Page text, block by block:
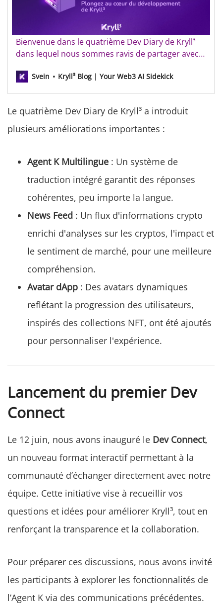
Kryll³ Dev Diary - Semaine 4
Bienvenue dans le quatrième Dev Diary de Kryll³
dans lequel nous sommes ravis de partager avec
notre projet. Édition précédente : Kryll³ Dev Diary -
son…
Svein Kryll³ Blog | Your Web3 AI Sidekick
Le quatrième Dev Diary de Kryll³ a introduit
plusieurs améliorations importantes :
Agent K Multilingue : Un système de
traduction intégré garantit des réponses
cohérentes, peu importe la langue.
News Feed : Un flux d'informations crypto
enrichi d'analyses sur les cryptos, l'impact et
le sentiment de marché, pour une meilleure
compréhension.
Avatar dApp : Des avatars dynamiques
reflétant la progression des utilisateurs,
inspirés des collections NFT, ont été ajoutés
pour personnaliser l'expérience.
Lancement du premier Dev
Connect
Le 12 juin, nous avons inauguré le Dev Connect,
un nouveau format interactif permettant à la
communauté d’échanger directement avec notre
équipe. Cette initiative vise à recueillir vos
questions et idées pour améliorer Kryll³, tout en
renforçant la transparence et la collaboration.
Pour préparer ces discussions, nous avons invité
les participants à explorer les fonctionnalités de
l’Agent K via des communications précédentes.